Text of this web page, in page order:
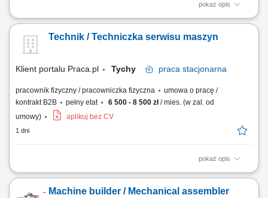
pokaż opis
Utrzymanie ciągłości pracy maszyn produkcyjnych poprzez diagnostykę
konserwacji urządzeń. Kontrola poprawności działania instalacji i
infrastruktury technicznej zakładu. Analiza przyczyn awarii oraz
Technik / Techniczka serwisu maszyn
Klient portalu Praca.pl Tychy praca stacjonarna
pracownik fizyczny / pracowniczka fizyczna
umowa o pracę /
kontrakt B2B
pełny etat 6 500 - 8 500 zł/ mies. (w zal. od
umowy)
aplikuj bez CV
1 dni
pokaż opis
wykonywanie przeglądów i diagnostyka zabudów komunalnych,
montaż oraz uruchamianie nowych urządzeń zgodnie z dokumentacją,
Machine builder / Mechanical assembler